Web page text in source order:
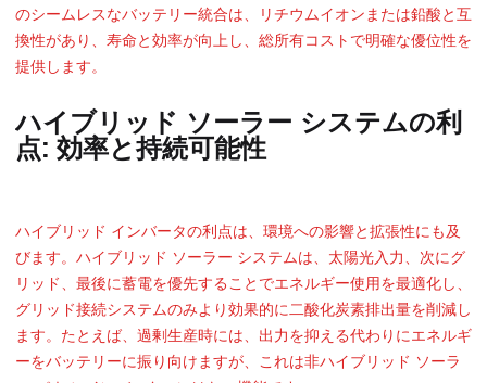
のシームレスなバッテリー統合は、リチウムイオンまたは鉛酸と互
換性があり、寿命と効率が向上し、総所有コストで明確な優位性を
提供します。
ハイブリッド ソーラー システムの利
点: 効率と持続可能性
ハイブリッド インバータの利点は、環境への影響と拡張性にも及
びます。ハイブリッド ソーラー システムは、太陽光入力、次にグ
リッド、最後に蓄電を優先することでエネルギー使用を最適化し、
グリッド接続システムのみより効果的に二酸化炭素排出量を削減し
ます。たとえば、過剰生産時には、出力を抑える代わりにエネルギ
ーをバッテリーに振り向けますが、これは非ハイブリッド ソーラ